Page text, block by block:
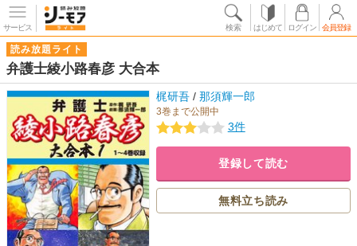
サービス 検索 はじめて ログイン 会員登録
読み放題ライト
弁護士綾小路春彦 大合本
梶研吾 / 那須輝一郎
3巻まで公開中
3件
登録して読む
無料立ち読み